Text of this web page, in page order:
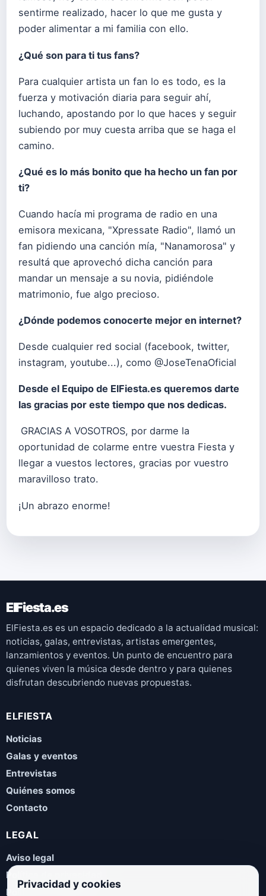
sentirme realizado, hacer lo que me gusta y
poder alimentar a mi familia con ello.
¿Qué son para ti tus fans?
Para cualquier artista un fan lo es todo, es la
fuerza y motivación diaria para seguir ahí,
luchando, apostando por lo que haces y seguir
subiendo por muy cuesta arriba que se haga el
camino.
¿Qué es lo más bonito que ha hecho un fan por
ti?
Cuando hacía mi programa de radio en una
emisora mexicana, "Xpressate Radio", llamó un
fan pidiendo una canción mía, "Nanamorosa" y
resultá que aprovechó dicha canción para
mandar un mensaje a su novia, pidiéndole
matrimonio, fue algo precioso.
¿Dónde podemos conocerte mejor en internet?
Desde cualquier red social (facebook, twitter,
instagram, youtube...), como @JoseTenaOficial
Desde el Equipo de ElFiesta.es queremos darte
las gracias por este tiempo que nos dedicas.
GRACIAS A VOSOTROS, por darme la
oportunidad de colarme entre vuestra Fiesta y
llegar a vuestos lectores, gracias por vuestro
maravilloso trato.
¡Un abrazo enorme!
ElFiesta.es
ElFiesta.es es un espacio dedicado a la actualidad musical:
noticias, galas, entrevistas, artistas emergentes,
lanzamientos y eventos. Un punto de encuentro para
quienes viven la música desde dentro y para quienes
disfrutan descubriendo nuevas propuestas.
ELFIESTA
Noticias
Galas y eventos
Entrevistas
Quiénes somos
Contacto
LEGAL
Aviso legal
Política de privacidad
Política de cookies
Privacidad y cookies